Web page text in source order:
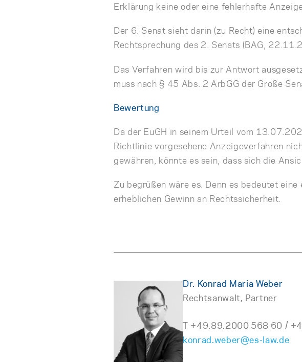
Erklärung keine oder eine fehlerhafte
Der 6. Senat sieht darin (zu Recht) eine
Rechtsprechung des 2. Senats (BAG,
Das Verfahren wird bis zur Antwort
muss nach § 45 Abs. 2 ArbGG der Große
Bewertung
Da der EuGH in seinem Urteil vom
Richtlinie vorgesehene Anzeigeverfahren
gewähren, könnte es sein, dass sich die
Zu begrüßen wäre es. Denn es bedeutet
erheblichen Gewinn an Rechtssicherheit.
Dr. Konrad Maria Weber
Rechtsanwalt, Partner
T +49.89.2000 568 60 /
konrad.weber@es-law.de